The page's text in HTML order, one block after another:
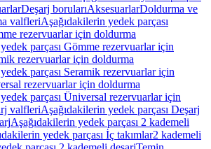
Deşarj borularıAksesuarlarDoldurma ve
valfleriAşağıdakilerin yedek parçası
rezervuarlar için doldurma
parçası Gömme rezervuarlar için
rezervuarlar için doldurma
parçası Seramik rezervuarlar için
rezervuarlar için doldurma
parçası Üniversal rezervuarlar için
valfleriAşağıdakilerin yedek parçası Deşarj
Aşağıdakilerin yedek parçası 2 kademeli
yedek parçası İç takımlar2 kademeli